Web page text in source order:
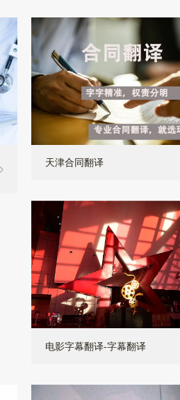
天津合同翻译
电影字幕翻译-字幕翻译